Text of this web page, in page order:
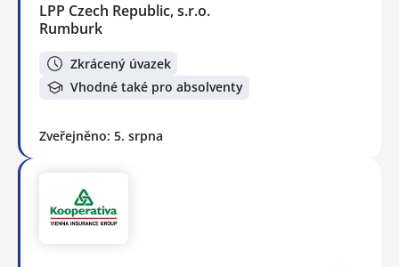
LPP Czech Republic, s.r.o.
Rumburk
Zkrácený úvazek
Vhodné také pro absolventy
Zveřejněno: 5. srpna